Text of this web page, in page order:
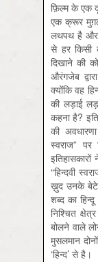
फ़िल्म के एक
एक क्रूर
लथपथ है और
से हर किसी
दिखाने की
औरंगजेब
क्योंकि वह
की लड़ाई लड़
कहना है?
की
स्वराज”
“हिन्दवी
ख़ुद उनके बेटे
शब्द का
निश्चित
बोलने वाले
मुसलमान
‘हिन्द’ से है।